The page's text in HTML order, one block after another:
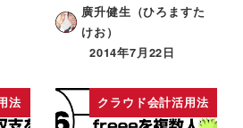
廣升健生（ひろますた
けお）
2014年7月22日
法 クラウド会計活用法